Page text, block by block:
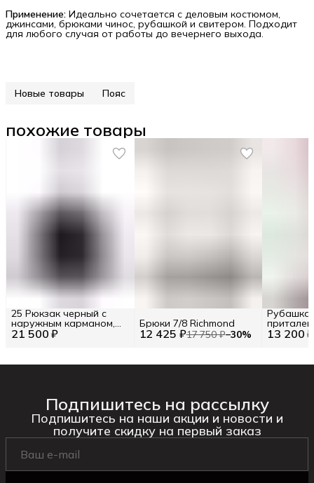
Применение: Идеально сочетается с деловым костюмом,
джинсами, брюками чинос, рубашкой и свитером. Подходит
для любого случая от работы до вечернего выхода.
Новые товары Пояс
похожие товары
21 500 ₽
25 Рюкзак черный с
наружным карманом,
RWP25158ZA 12 425 ₽17 750 ₽−30%
Брюки 7/8 Richmond
13 200 ₽
Рубашка
Подпишитесь на рассылку
Подпишитесь на наши акции и новости и
получите скидку на первый заказ